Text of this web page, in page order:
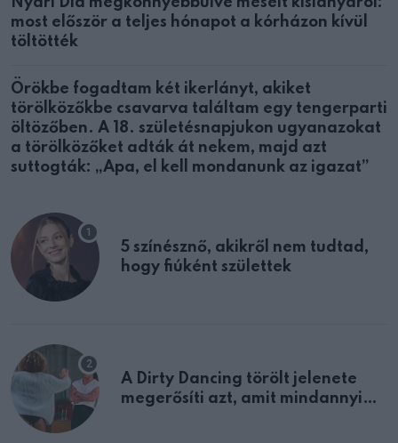
most először a teljes hónapot a kórházon kívül
töltötték
Örökbe fogadtam két ikerlányt, akiket
törölközőkbe csavarva találtam egy tengerparti
öltözőben. A 18. születésnapjukon ugyanazokat
a törölközőket adták át nekem, majd azt
suttogták: „Apa, el kell mondanunk az igazat”
5 színésznő, akikről nem tudtad,
hogy fiúként születtek
A Dirty Dancing törölt jelenete
megerősíti azt, amit mindannyian